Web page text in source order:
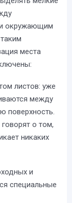
и окружающим
места
листов: уже
между
поверхность.
о том,
никаких
и
специальные